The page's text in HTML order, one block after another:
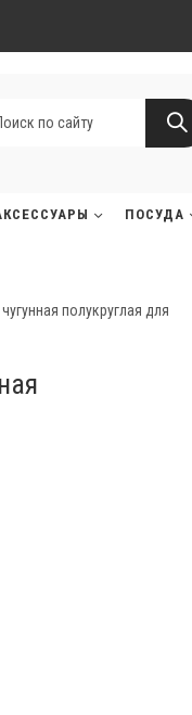
ПОСУДА
полукруглая для